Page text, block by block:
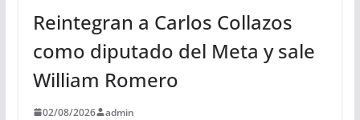
Reintegran a Carlos Collazos
como diputado del Meta y sale
William Romero
02/08/2026 admin